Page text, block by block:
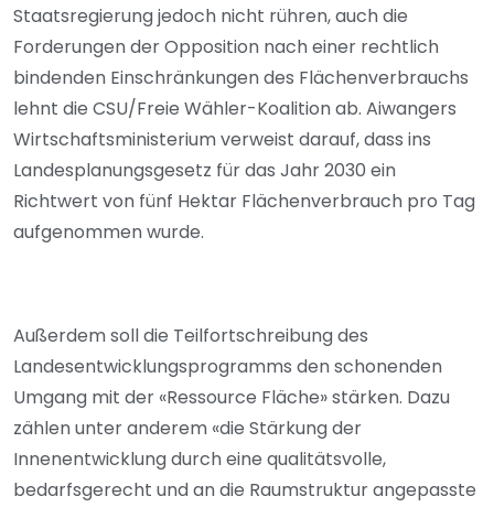
Staatsregierung jedoch nicht rühren, auch die
Forderungen der Opposition nach einer rechtlich
bindenden Einschränkungen des Flächenverbrauchs
lehnt die CSU/Freie Wähler-Koalition ab. Aiwangers
Wirtschaftsministerium verweist darauf, dass ins
Landesplanungsgesetz für das Jahr 2030 ein
Richtwert von fünf Hektar Flächenverbrauch pro Tag
aufgenommen wurde.
Außerdem soll die Teilfortschreibung des
Landesentwicklungsprogramms den schonenden
Umgang mit der «Ressource Fläche» stärken. Dazu
zählen unter anderem «die Stärkung der
Innenentwicklung durch eine qualitätsvolle,
bedarfsgerecht und an die Raumstruktur angepasste